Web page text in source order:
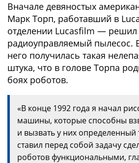
Вначале девяностых
Марк Торп, работавший в
отделении Lucasfilm — решил
радиоуправляемый пылесос.
него получилась такая
штука, что в голове Торпа
боях роботов.
«В конце 1992 года я начал
машины, которые способны
и вызвать у них определенный
ставил перед собой задачу
роботов функциональными,